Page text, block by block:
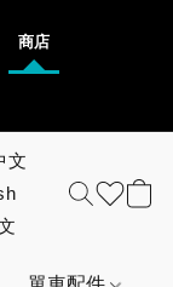
商店